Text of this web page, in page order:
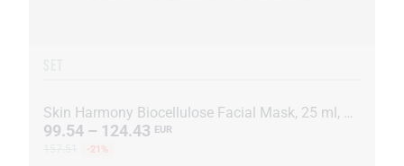
Skin Harmony Biocellulose Facial Mask, 25 ml, 15 Beutel + Coral-Mine, 30 Beutel à 1 g
99.54 – 124.43 EUR
-21%